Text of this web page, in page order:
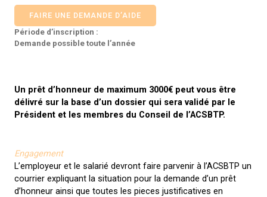
Période d’inscription :
Demande possible toute l’année
FAIRE UNE DEMANDE D’AIDE
Un prêt d’honneur de maximum 3000€ peut vous être
délivré sur la base d’un dossier qui sera validé par le
Président et les membres du Conseil de l’ACSBTP.
Engagement
L’employeur et le salarié devront faire parvenir à l’ACSBTP un
courrier expliquant la situation pour la demande d’un prêt
d’honneur ainsi que toutes les pieces justificatives en